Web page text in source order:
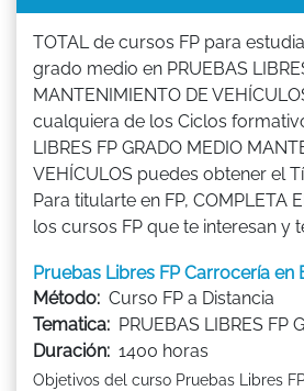
TOTAL de cursos FP para
grado medio en PRUEBAS
MANTENIMIENTO DE
cualquiera de los Ciclos
LIBRES FP GRADO MEDIO
VEHÍCULOS puedes obtener el
Para titularte en FP, COMPLETA
los cursos FP que te interesan y
Pruebas Libres FP Carrocería en
Método: Curso FP a Distancia
Tematica: PRUEBAS LIBRES FP
Duración: 1400 horas
Objetivos del curso Pruebas Libres